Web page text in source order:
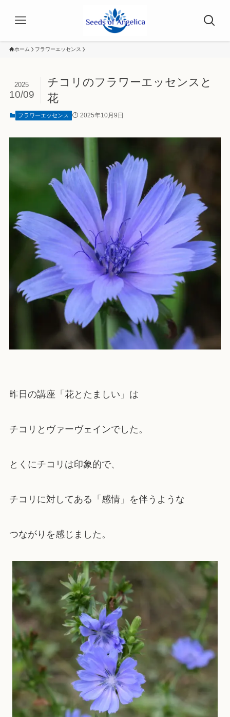
ホーム フラワーエッセンス
チコリのフラワーエッセンスと
花
2025
10/09
フラワーエッセンス 2025年10月9日
昨日の講座「花とたましい」は
チコリとヴァーヴェインでした。
とくにチコリは印象的で、
チコリに対してある「感情」を伴うような
つながりを感じました。